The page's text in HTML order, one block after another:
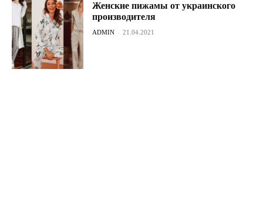
Женские пижамы от украинского
производителя
ADMIN - 21.04.2021